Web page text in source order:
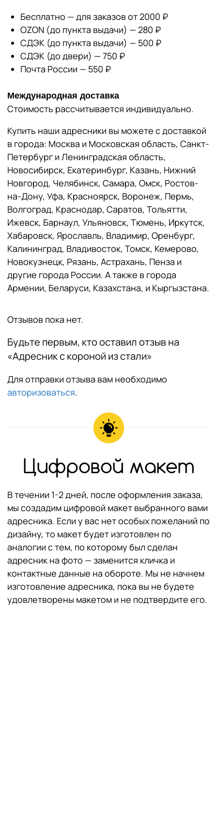
Бесплатно — для заказов от 2000 ₽
OZON (до пункта выдачи) — 280 ₽
СДЭК (до пункта выдачи) — 500 ₽
СДЭК (до двери) — 750 ₽
Почта России — 550 ₽
Международная доставка
Стоимость рассчитывается индивидуально.
Купить наши адресники вы можете с доставкой
в города: Москва и Московская область, Санкт-
Петербург и Ленинградская область,
Новосибирск, Екатеринбург, Казань, Нижний
Новгород, Челябинск, Самара, Омск, Ростов-
на-Дону, Уфа, Красноярск, Воронеж, Пермь,
Волгоград, Краснодар, Саратов, Тольятти,
Ижевск, Барнаул, Ульяновск, Тюмень, Иркутск,
Хабаровск, Ярославль, Владимир, Оренбург,
Калининград, Владивосток, Томск, Кемерово,
Новокузнецк, Рязань, Астрахань, Пенза и
другие города России. А также в города
Армении, Беларуси, Казахстана, и Кыргызстана.
Отзывов пока нет.
Будьте первым, кто оставил отзыв на
«Адресник с короной из стали»
Для отправки отзыва вам необходимо
авторизоваться.
Цифровой макет
В течении 1-2 дней, после оформления заказа,
мы создадим цифровой макет выбранного вами
адресника. Если у вас нет особых пожеланий по
дизайну, то макет будет изготовлен по
аналогии с тем, по которому был сделан
адресник на фото — заменится кличка и
контактные данные на обороте. Мы не начнем
изготовление адресника, пока вы не будете
удовлетворены макетом и не подтвердите его.